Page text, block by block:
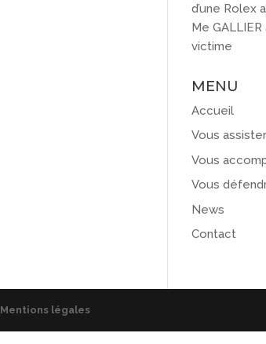
d’une Rolex
Me
victime
MENU
Accueil
Vous assister
Vous
Vous
News
Contact
Mentions légales